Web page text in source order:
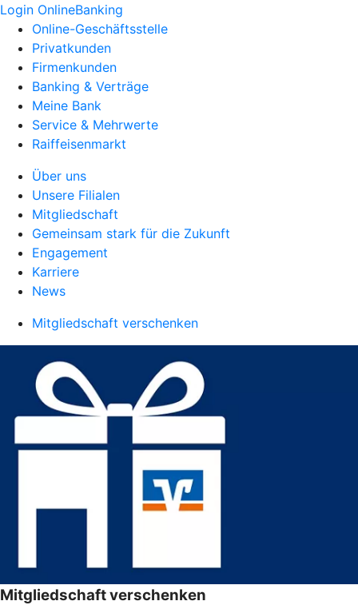
Login OnlineBanking
Online-Geschäftsstelle
Privatkunden
Firmenkunden
Banking & Verträge
Meine Bank
Service & Mehrwerte
Raiffeisenmarkt
Über uns
Unsere Filialen
Mitgliedschaft
Gemeinsam stark für die Zukunft
Engagement
Karriere
News
Mitgliedschaft verschenken
Mitgliedschaft verschenken